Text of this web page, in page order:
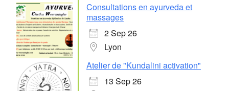
Consultations en ayurveda et
massages
2 Sep 26
Lyon
Atelier de "Kundalini activation"
13 Sep 26